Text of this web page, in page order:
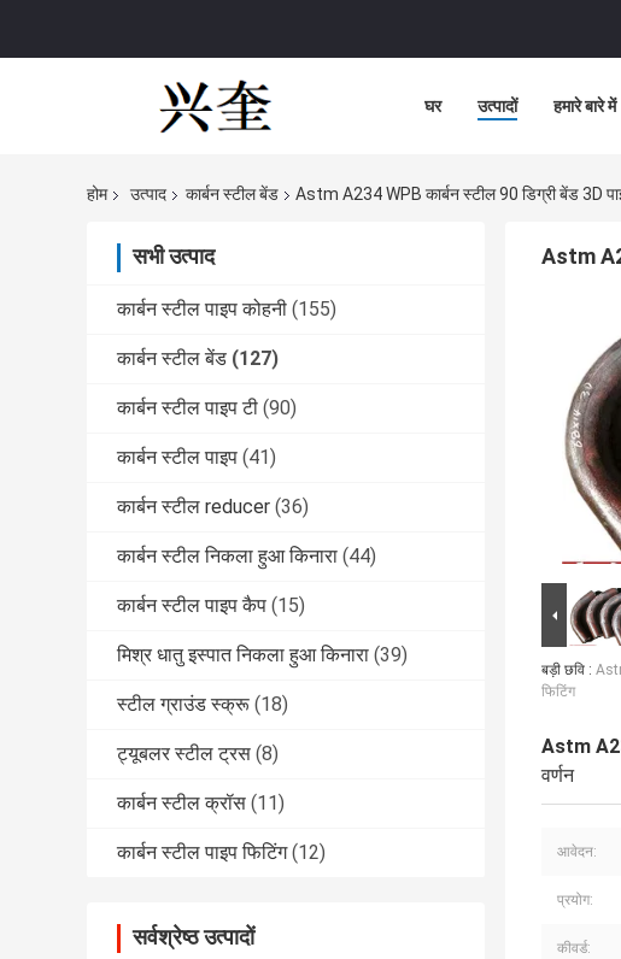
घर उत्पादों हमारे बारे में
होम उत्पाद कार्बन स्टील बेंड Astm A234 WPB कार्बन स्टील 90 डिग्री बेंड 3D
सभी उत्पाद
कार्बन स्टील पाइप कोहनी (155)
कार्बन स्टील बेंड (127)
कार्बन स्टील पाइप टी (90)
कार्बन स्टील पाइप (41)
कार्बन स्टील reducer (36)
कार्बन स्टील निकला हुआ किनारा (44)
कार्बन स्टील पाइप कैप (15)
मिश्र धातु इस्पात निकला हुआ किनारा (39)
स्टील ग्राउंड स्क्रू (18)
ट्यूबलर स्टील ट्रस (8)
कार्बन स्टील क्रॉस (11)
कार्बन स्टील पाइप फिटिंग (12)
सर्वश्रेष्ठ उत्पादों
Astm
बड़ी छवि :
फिटिंग
Astm
वर्णन
आवेदन:
प्रयोग:
कीवर्ड: